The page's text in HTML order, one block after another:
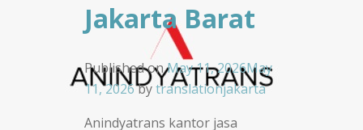
Jakarta Barat
Published onMay 11, 2026May
11, 2026bytranslationjakarta
Anindyatrans kantor jasa